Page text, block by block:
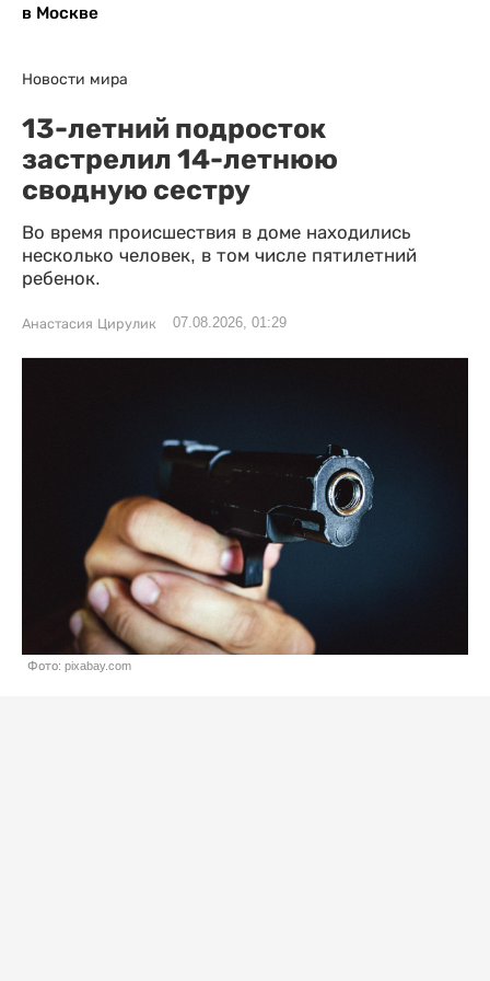
в Москве
Новости мира
13-летний подросток
застрелил 14-летнюю
сводную сестру
Во время происшествия в доме находились
несколько человек, в том числе пятилетний
ребенок.
Анастасия Цирулик 07.08.2026, 01:29
Фото: pixabay.com